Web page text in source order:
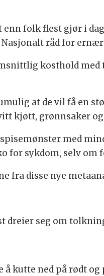
folk flest gjør i
Nasjonalt råd for
kosthold
at de vil få en
kjøtt, grønnsaker
med
for sykdom, selv om
fra disse nye
dreier seg om
kutte ned på rødt